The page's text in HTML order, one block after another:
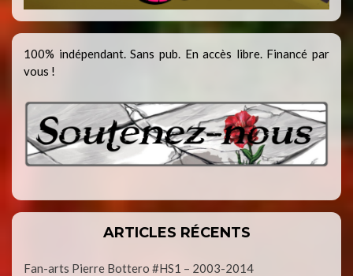
100% indépendant. Sans pub. En accès libre. Financé par
vous !
ARTICLES RÉCENTS
Fan-arts Pierre Bottero #HS1 – 2003-2014